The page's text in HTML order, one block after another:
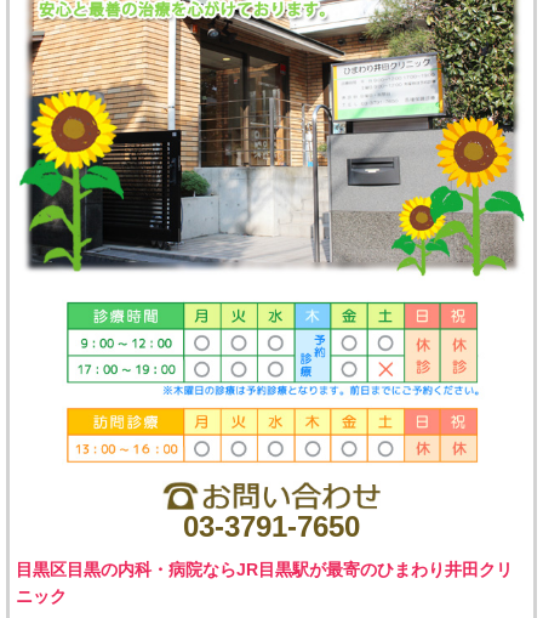
03-3791-7650
目黒区目黒の内科・病院ならJR目黒駅が最寄のひまわり井田クリ
ニック